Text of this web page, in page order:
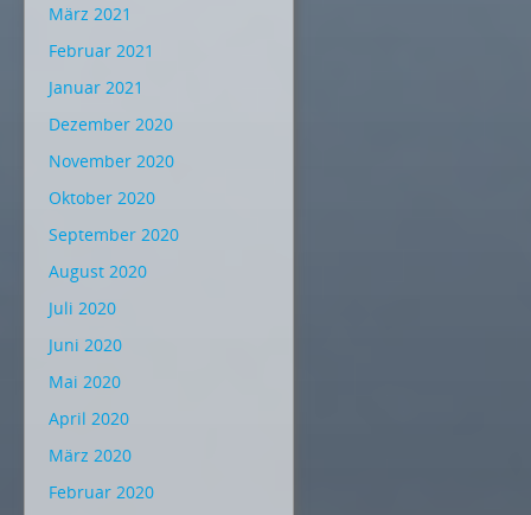
März 2021
Februar 2021
Januar 2021
Dezember 2020
November 2020
Oktober 2020
September 2020
August 2020
Juli 2020
Juni 2020
Mai 2020
April 2020
März 2020
Februar 2020